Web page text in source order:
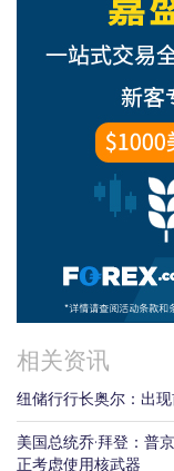
相关资讯
纽储行行长奥尔：出
美国总统乔·拜登：普
正考虑使用核武器